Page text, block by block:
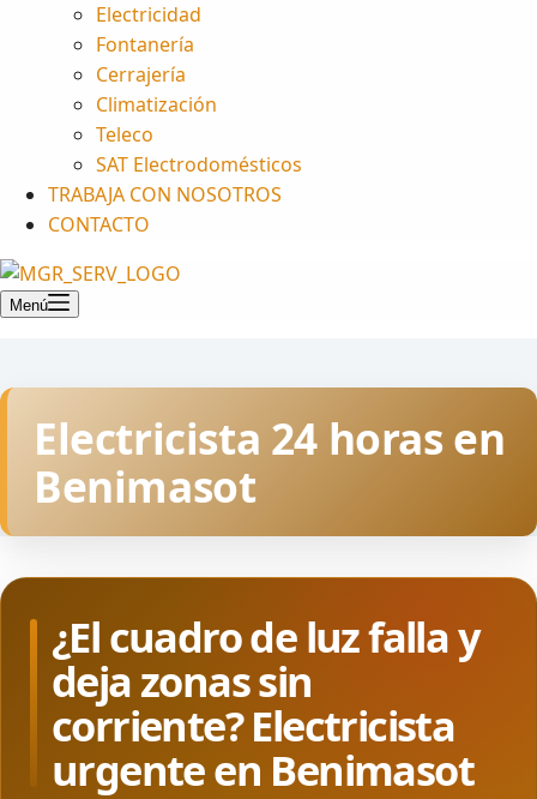
Electricidad
Fontanería
Cerrajería
Climatización
Teleco
SAT Electrodomésticos
TRABAJA CON NOSOTROS
CONTACTO
Menú
Electricista 24 horas en
Benimasot
¿El cuadro de luz falla y
deja zonas sin
corriente? Electricista
urgente en Benimasot